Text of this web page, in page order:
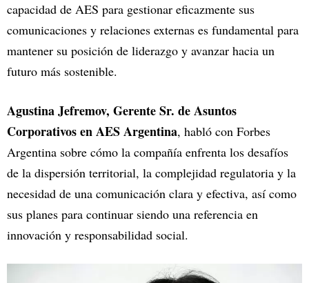
capacidad de AES para gestionar eficazmente sus
comunicaciones y relaciones externas es fundamental para
mantener su posición de liderazgo y avanzar hacia un
futuro más sostenible.
Agustina Jefremov, Gerente Sr. de Asuntos
Corporativos en AES Argentina, habló con Forbes
Argentina sobre cómo la compañía enfrenta los desafíos
de la dispersión territorial, la complejidad regulatoria y la
necesidad de una comunicación clara y efectiva, así como
sus planes para continuar siendo una referencia en
innovación y responsabilidad social.